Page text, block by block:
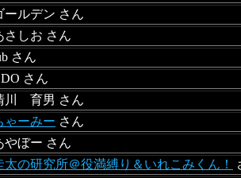
ールデン さん
さしお さん
さん
さん
川 育男 さん
ゃーみー さん
やぼー さん
太の研究所＠役満縛り＆いれこみくん！